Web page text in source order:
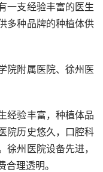
一支经验丰富的医生
多种品牌的种植体供
院附属医院、徐州医
经验丰富，种植体品
院历史悠久，口腔科
州医院设备先进，
理透明。